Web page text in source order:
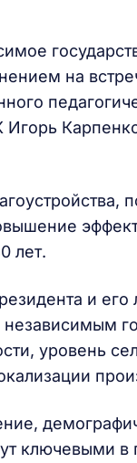
на
лет.
и
уровень
ключевыми